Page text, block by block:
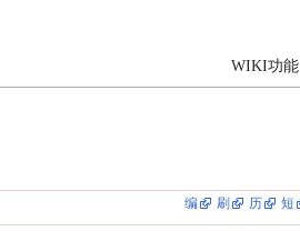
WIKI功能
编 刷 历 短